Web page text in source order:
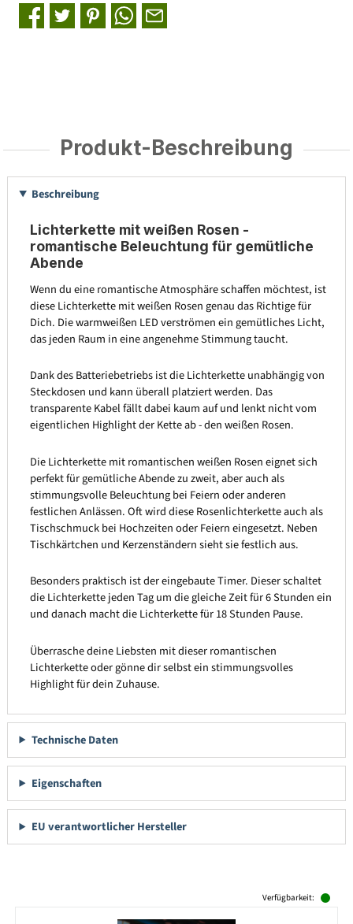
Produkt-Beschreibung
Beschreibung
Lichterkette mit weißen Rosen -
romantische Beleuchtung für gemütliche
Abende
Wenn du eine romantische Atmosphäre schaffen möchtest, ist
diese Lichterkette mit weißen Rosen genau das Richtige für
Dich. Die warmweißen LED verströmen ein gemütliches Licht,
das jeden Raum in eine angenehme Stimmung taucht.
Dank des Batteriebetriebs ist die Lichterkette unabhängig von
Steckdosen und kann überall platziert werden. Das
transparente Kabel fällt dabei kaum auf und lenkt nicht vom
eigentlichen Highlight der Kette ab - den weißen Rosen.
Die Lichterkette mit romantischen weißen Rosen eignet sich
perfekt für gemütliche Abende zu zweit, aber auch als
stimmungsvolle Beleuchtung bei Feiern oder anderen
festlichen Anlässen. Oft wird diese Rosenlichterkette auch als
Tischschmuck bei Hochzeiten oder Feiern eingesetzt. Neben
Tischkärtchen und Kerzenständern sieht sie festlich aus.
Besonders praktisch ist der eingebaute Timer. Dieser schaltet
die Lichterkette jeden Tag um die gleiche Zeit für 6 Stunden ein
und danach macht die Lichterkette für 18 Stunden Pause.
Überrasche deine Liebsten mit dieser romantischen
Lichterkette oder gönne dir selbst ein stimmungsvolles
Highlight für dein Zuhause.
Technische Daten
Eigenschaften
EU verantwortlicher Hersteller
Verfügbarkeit: